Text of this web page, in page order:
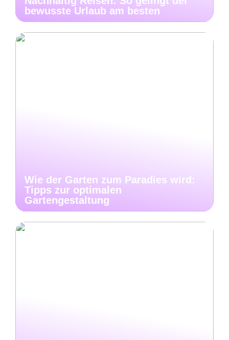
bewusste Urlaub am besten
Wie der Garten zum Paradies wird:
Tipps zur optimalen
Gartengestaltung